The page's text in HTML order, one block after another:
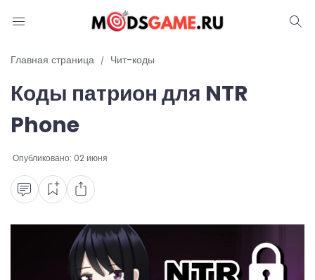
Блог
Читы и коды
Промокоды
Ошибки
Руководства
Roblox
Главная страница Чит-коды
Коды патрион для NTR
Phone
Опубликовано: 02 июня